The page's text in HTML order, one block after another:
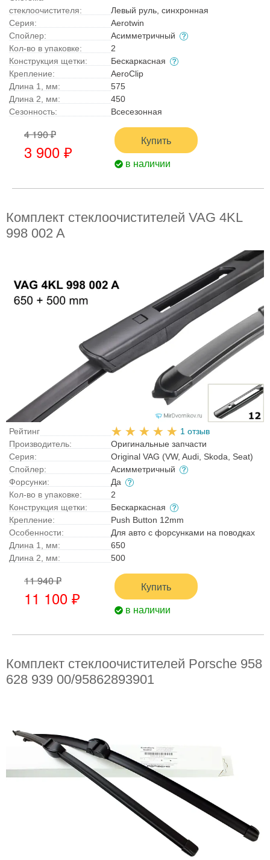
стеклоочистителя:
Левый руль, синхронная
Серия:
Aerotwin
Спойлер:
Асимметричный
Кол-во в упаковке:
2
Конструкция щетки:
Бескаркасная
Крепление:
AeroClip
Длина 1, мм:
575
Длина 2, мм:
450
Сезонность:
Всесезонная
4 190 ₽
3 900 ₽
Купить
в наличии
Комплект стеклоочистителей VAG 4KL
998 002 A
Рейтинг
1 отзыв
Производитель:
Оригинальные запчасти
Серия:
Original VAG (VW, Audi, Skoda, Seat)
Спойлер:
Асимметричный
Форсунки:
Да
Кол-во в упаковке:
2
Конструкция щетки:
Бескаркасная
Крепление:
Push Button 12mm
Особенности:
Для авто с форсунками на поводках
Длина 1, мм:
650
Длина 2, мм:
500
11 940 ₽
11 100 ₽
Купить
в наличии
Комплект стеклоочистителей Porsche 958
628 939 00/95862893901